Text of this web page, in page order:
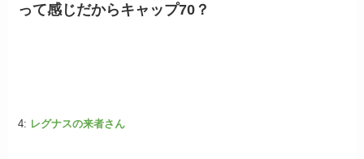
って感じだからキャップ70？
4: レグナスの来者さん